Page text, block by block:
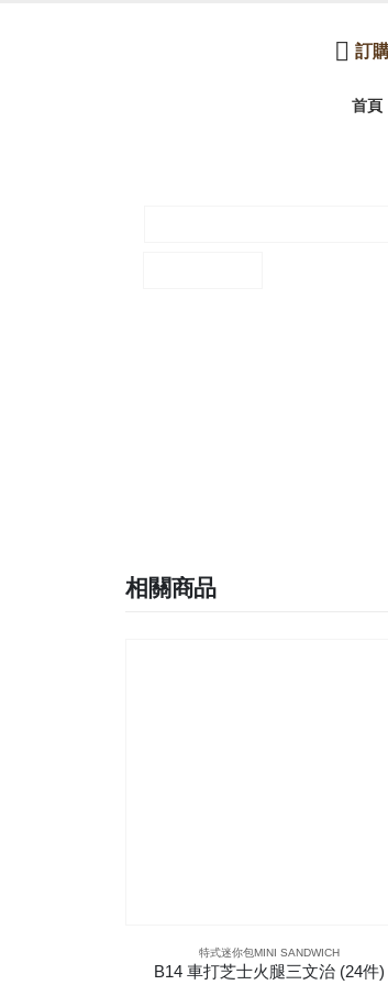
訂
首頁
相關商品
特式迷你包MINI SANDWICH
B14 車打芝士火腿三文治 (24件)